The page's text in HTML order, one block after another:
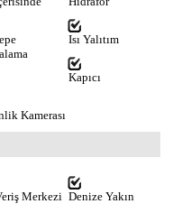
Isı Yalıtım
Kapıcı
Kamerası
Merkezi Denize Yakın